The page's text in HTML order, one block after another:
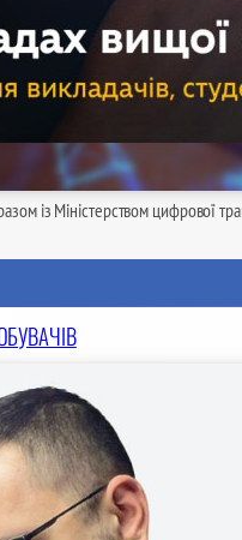
разом із Міністерством